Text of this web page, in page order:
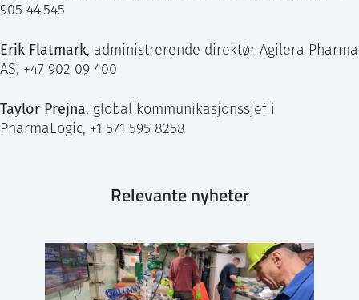
905 44 545
Erik Flatmark, administrerende direktør Agilera Pharma
AS, +47 902 09 400
Taylor Prejna, global kommunikasjonssjef i
PharmaLogic, +1 571 595 8258
Relevante nyheter